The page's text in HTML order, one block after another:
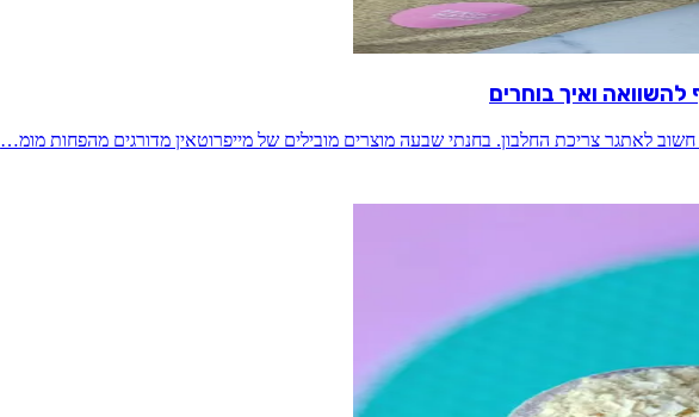
להשוואה ואיך בוחרים
לאתגר צריכת החלבון. בחנתי שבעה מוצרים מובילים של מייפרוטאין מדורגים מהפחות מומ…